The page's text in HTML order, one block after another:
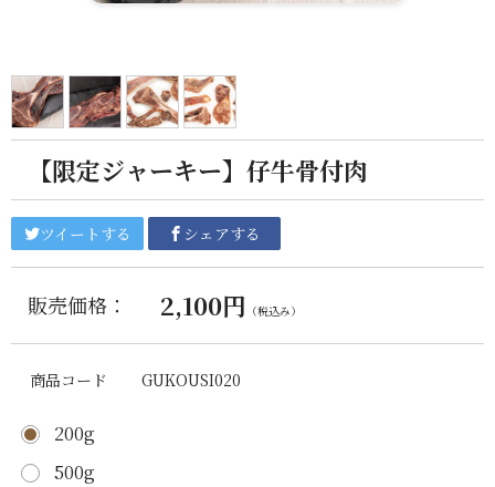
【限定ジャーキー】仔牛骨付肉
ツイートする シェアする
販売価格： 2,100円 （税込み）
商品コード GUKOUSI020
200g
500g